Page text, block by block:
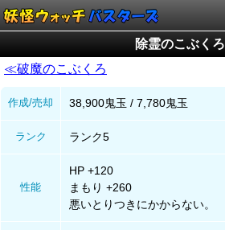
除霊のこぶくろ
≪破魔のこぶくろ
作成/売却 38,900鬼玉 / 7,780鬼玉
ランク ランク5
性能
HP +120
まもり +260
悪いとりつきにかからない。